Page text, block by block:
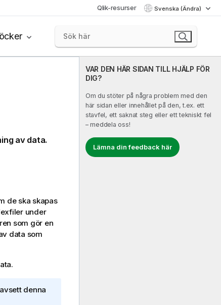
Qlik-resurser Svenska (Ändra)
VAR DEN HÄR SIDAN TILL HJÄLP FÖR
DIG?
Om du stöter på några problem med den
här sidan eller innehållet på den, t.ex. ett
stavfel, ett saknat steg eller ett tekniskt fel
– meddela oss!
Lämna din feedback här
av data.
de ska skapas
under
som gör en
data som
denna